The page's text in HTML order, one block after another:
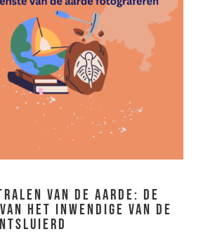
VAN DE AARDE: DE
HET INWENDIGE VAN DE